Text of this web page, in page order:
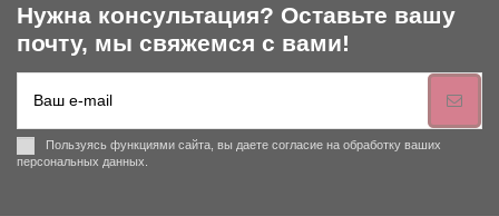
Нужна консультация? Оставьте вашу
почту, мы свяжемся с вами!
Пользуясь функциями сайта, вы даете согласие на обработку ваших
персональных данных.